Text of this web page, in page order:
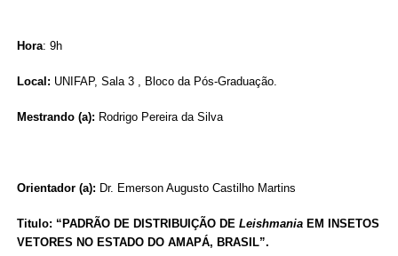
Hora: 9h
Local: UNIFAP, Sala 3 , Bloco da Pós-Graduação.
Mestrando (a): Rodrigo Pereira da Silva
Orientador (a): Dr. Emerson Augusto Castilho Martins
Titulo: “PADRÃO DE DISTRIBUIÇÃO DE LeishmaniaEM INSETOS
VETORES NO ESTADO DO AMAPÁ, BRASIL”.